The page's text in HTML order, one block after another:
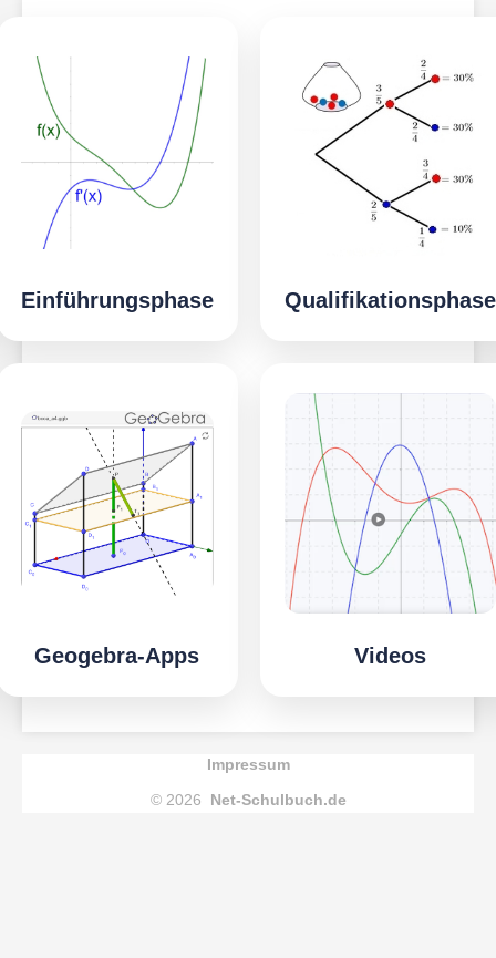
Einführungsphase Qualifikationsphase
Geogebra-Apps Videos
Impressum
© 2026
Net-Schulbuch.de